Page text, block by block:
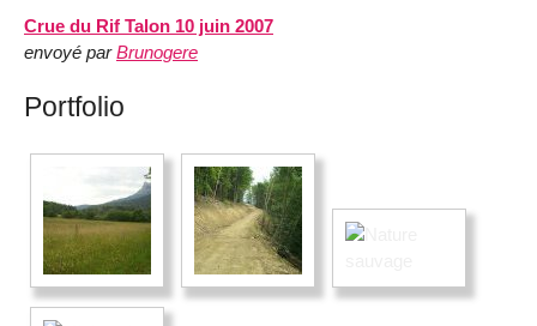
Crue du Rif Talon 10 juin 2007
envoyé parBrunogere
Portfolio